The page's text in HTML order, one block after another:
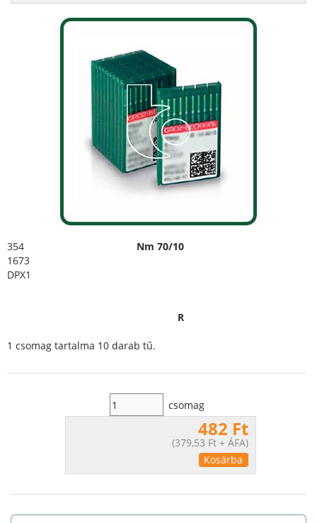
354
Nm 70/10
1673
DPX1
R
1 csomag tartalma 10 darab tű.
csomag
482 Ft
(379,53 Ft+ ÁFA)
Kosárba